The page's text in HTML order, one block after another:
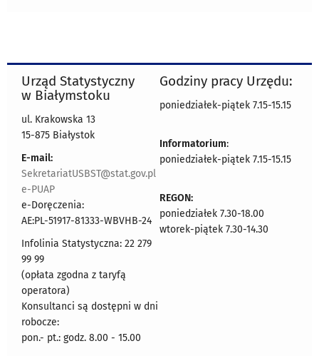
Urząd Statystyczny
w Białymstoku
ul. Krakowska 13
15-875 Białystok
E-mail:
SekretariatUSBST@stat.gov.pl
e-PUAP
e-Doręczenia:
AE:PL-51917-81333-WBVHB-24
Infolinia Statystyczna: 22 279
99 99
(opłata zgodna z taryfą
operatora)
Konsultanci są dostępni w dni
robocze:
pon.- pt.: godz. 8.00 - 15.00
Godziny pracy Urzędu:
poniedziałek-piątek 7.15-15.15
Informatorium:
poniedziałek-piątek 7.15-15.15
REGON:
poniedziałek 7.30-18.00
wtorek-piątek 7.30-14.30